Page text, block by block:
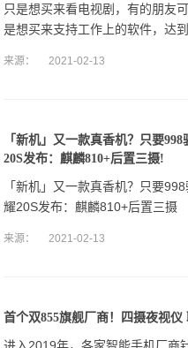
只是想买来看电视剧，有的朋友
是想买来支持工作上的软件，达
来源： 2021-02-13
「新机」又一款真香机？只要
20S发布：麒麟810+后置三摄!
「新机」又一款真香机？只要
耀20S发布：麒麟810+后置三摄
来源： 2021-02-13
首个双855旗舰厂商！四摄夜视